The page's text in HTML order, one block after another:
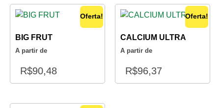
Oferta!
BIG FRUT
A partir de
R$90,48
Oferta!
CALCIUM ULTRA
A partir de
R$96,37